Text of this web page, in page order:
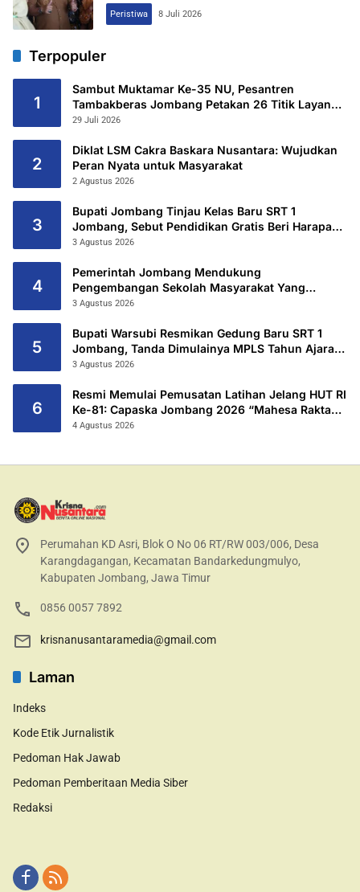
Peristiwa 8 Juli 2026
Terpopuler
1
Sambut Muktamar Ke-35 NU, Pesantren
Tambakberas Jombang Petakan 26 Titik Layanan
Utama
29 Juli 2026
2
Diklat LSM Cakra Baskara Nusantara: Wujudkan
Peran Nyata untuk Masyarakat
2 Agustus 2026
3
Bupati Jombang Tinjau Kelas Baru SRT 1
Jombang, Sebut Pendidikan Gratis Beri Harapan
Baru
3 Agustus 2026
4
Pemerintah Jombang Mendukung
Pengembangan Sekolah Masyarakat Yang
Kurang Mampu Hingga Hibahkan 6,3 Hektar
3 Agustus 2026
5
Bupati Warsubi Resmikan Gedung Baru SRT 1
Jombang, Tanda Dimulainya MPLS Tahun Ajaran
2026/2027
3 Agustus 2026
6
Resmi Memulai Pemusatan Latihan Jelang HUT RI
Ke-81: Capaska Jombang 2026 “Mahesa Rakta
Garuda Yudha”.
4 Agustus 2026
Perumahan KD Asri, Blok O No 06 RT/RW 003/006, Desa
Karangdagangan, Kecamatan Bandarkedungmulyo,
Kabupaten Jombang, Jawa Timur
0856 0057 7892
krisnanusantaramedia@gmail.com
Laman
Indeks
Kode Etik Jurnalistik
Pedoman Hak Jawab
Pedoman Pemberitaan Media Siber
Redaksi